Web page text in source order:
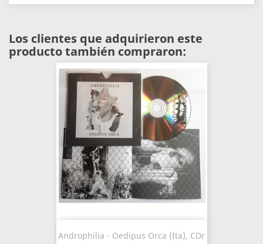
Los clientes que adquirieron este
producto también compraron:
Androphilia - Oedipus Orca (Ita), CDr